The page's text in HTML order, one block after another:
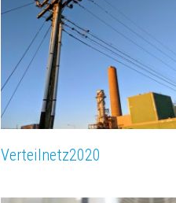
Verteilnetz­2020